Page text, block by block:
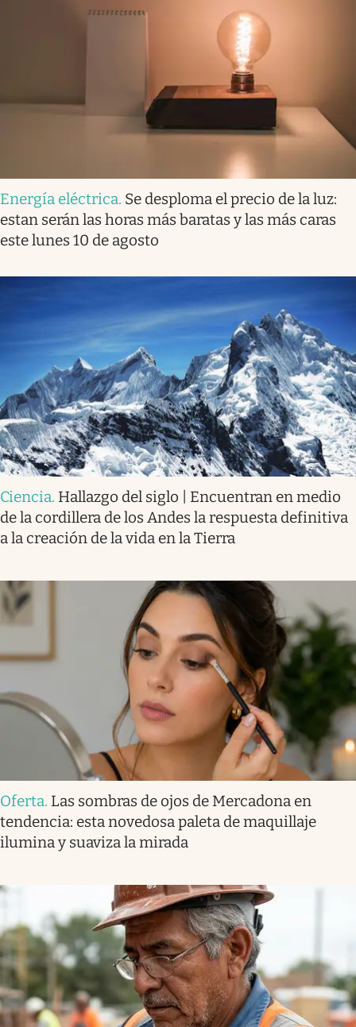
Energía eléctrica. Se desploma el precio de la luz:
estan serán las horas más baratas y las más caras
este lunes 10 de agosto
Ciencia. Hallazgo del siglo | Encuentran en medio
de la cordillera de los Andes la respuesta definitiva
a la creación de la vida en la Tierra
Oferta. Las sombras de ojos de Mercadona en
tendencia: esta novedosa paleta de maquillaje
ilumina y suaviza la mirada